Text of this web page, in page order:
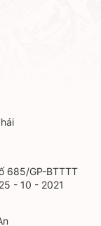
685/GP-BTTTT
- 10 - 2021